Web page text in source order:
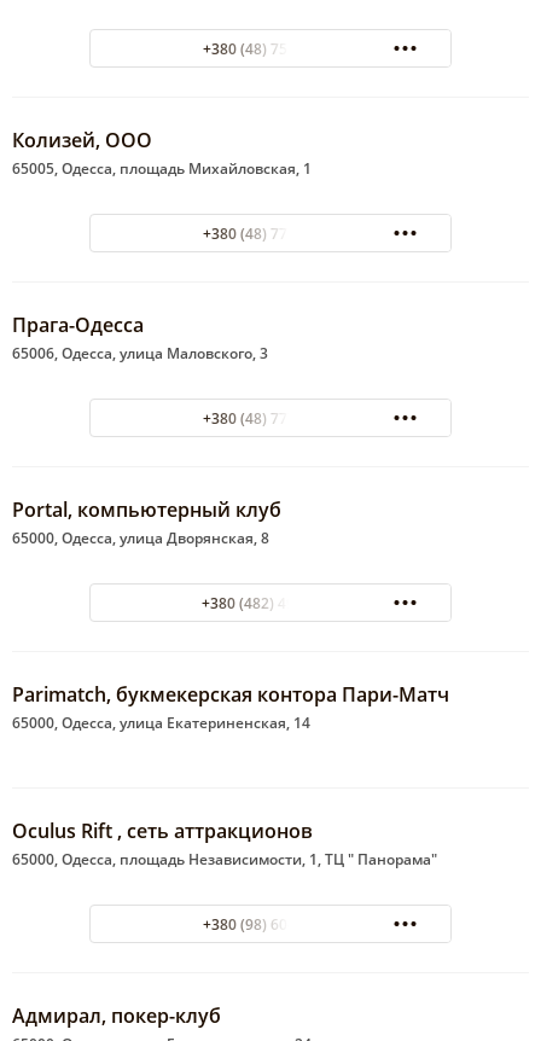
+380 (48) 755-92-48
Колизей, ООО
65005, Одесса, площадь Михайловская, 1
+380 (48) 773-69-99
Прага-Одесса
65006, Одесса, улица Маловского, 3
+380 (48) 777-48-34
Portal, компьютерный клуб
65000, Одесса, улица Дворянская, 8
+380 (482) 49?69?30
Parimatch, букмекерская контора Пари-Матч
65000, Одесса, улица Екатериненская, 14
Oculus Rift , сеть аттракционов
65000, Одесса, площадь Независимости, 1, ТЦ " Панорама"
+380 (98) 604-97-19
Адмирал, покер-клуб